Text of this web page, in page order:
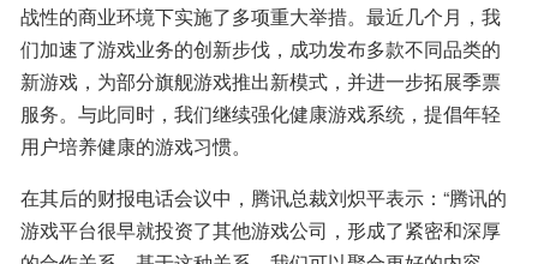
战性的商业环境下实施了多项重大举措。最近几个月，我
们加速了游戏业务的创新步伐，成功发布多款不同品类的
新游戏，为部分旗舰游戏推出新模式，并进一步拓展季票
服务。与此同时，我们继续强化健康游戏系统，提倡年轻
用户培养健康的游戏习惯。
在其后的财报电话会议中，腾讯总裁刘炽平表示：“腾讯的
游戏平台很早就投资了其他游戏公司，形成了紧密和深厚